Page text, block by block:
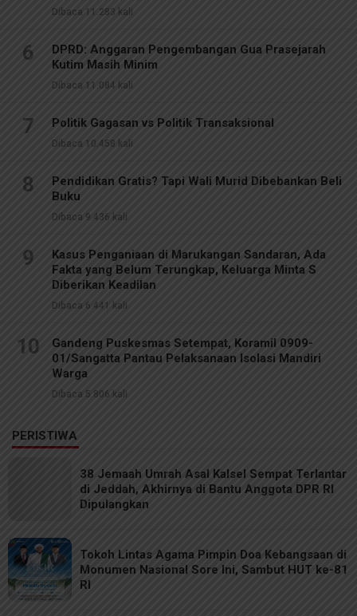
Dibaca 11.283 kali
6
DPRD: Anggaran Pengembangan Gua Prasejarah
Kutim Masih Minim
Dibaca 11.084 kali
7 Politik Gagasan vs Politik Transaksional
Dibaca 10.458 kali
8
Pendidikan Gratis? Tapi Wali Murid Dibebankan Beli
Buku
Dibaca 9.436 kali
9
Kasus Penganiaan di Marukangan Sandaran, Ada
Fakta yang Belum Terungkap, Keluarga Minta S
Diberikan Keadilan
Dibaca 6.441 kali
10
Gandeng Puskesmas Setempat, Koramil 0909-
01/Sangatta Pantau Pelaksanaan Isolasi Mandiri
Warga
Dibaca 5.806 kali
PERISTIWA
38 Jemaah Umrah Asal Kalsel Sempat Terlantar
di Jeddah, Akhirnya di Bantu Anggota DPR RI
Dipulangkan
Tokoh Lintas Agama Pimpin Doa Kebangsaan di
Monumen Nasional Sore Ini, Sambut HUT ke-81
RI